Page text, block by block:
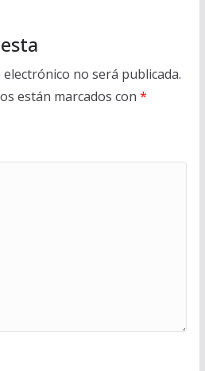
no será publicada.
están marcados con *